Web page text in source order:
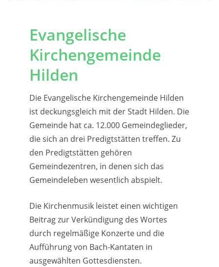
Evangelische
Kirchengemeinde
Hilden
Die Evangelische Kirchengemeinde Hilden
ist deckungsgleich mit der Stadt Hilden. Die
Gemeinde hat ca. 12.000 Gemeindeglieder,
die sich an drei Predigtstätten treffen. Zu
den Predigtstätten gehören
Gemeindezentren, in denen sich das
Gemeindeleben wesentlich abspielt.
Die Kirchenmusik leistet einen wichtigen
Beitrag zur Verkündigung des Wortes
durch regelmäßige Konzerte und die
Aufführung von Bach-Kantaten in
ausgewählten Gottesdiensten.